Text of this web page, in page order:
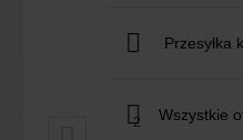
Przesyłka
2 Wszystkie